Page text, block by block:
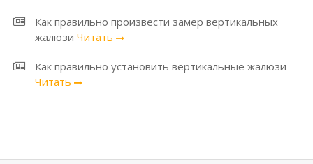
Как правильно произвести замер вертикальных
жалюзи Читать
Как правильно установить вертикальные жалюзи
Читать